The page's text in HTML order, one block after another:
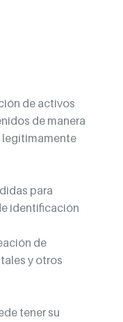
de activos
de manera
legítimamente
para
identificación
de
y otros
tener su